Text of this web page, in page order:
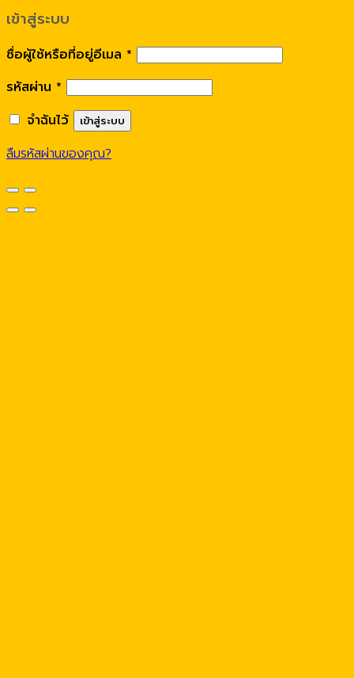
เข้าสู่ระบบ
ชื่อผู้ใช้หรือที่อยู่อีเมล *
รหัสผ่าน *
จำฉันไว้
เข้าสู่ระบบ
ลืมรหัสผ่านของคุณ?